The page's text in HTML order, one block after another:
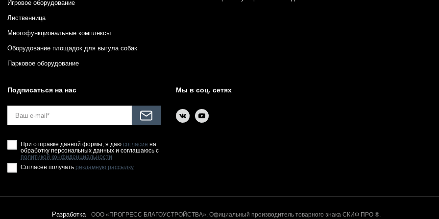
Игровое оборудование
Лиственница
Многофункциональные комплексы
Оборудование площадок для выгула собак
Парковое оборудование
Подписаться на нас
При отправке данной формы, я даю согласие на
обработку персональных данных и соглашаюсь с
политикой конфиденциальности
Согласен получать рекламную рассылку
Мы в соц. сетях
Разработка ООО «ПРОГРЕСС БЛАГОУСТРОЙСТВА». Официальный производитель товарного знака СКИФ ПРО ®.